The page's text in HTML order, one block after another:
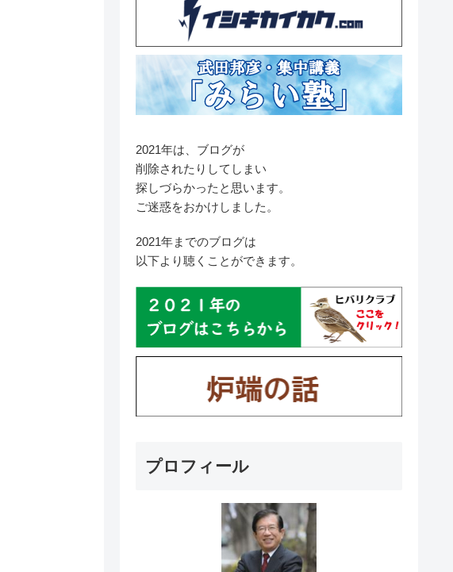
2021年は、ブログが
削除されたりしてしまい
探しづらかったと思います。
ご迷惑をおかけしました。
2021年までのブログは
以下より聴くことができます。
プロフィール